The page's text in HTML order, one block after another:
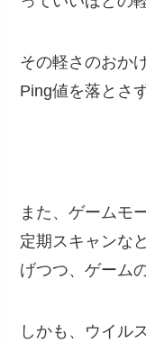
その軽さのおか
Ping値を落とさ
また、ゲームモ
定期スキャンな
げつつ、ゲーム
しかも、ウイル